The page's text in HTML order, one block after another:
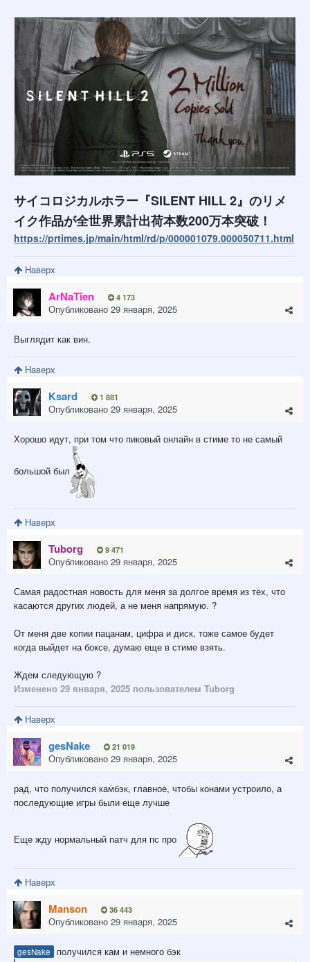
サイコロジカルホラー『SILENT HILL 2』のリメ
イク作品が全世界累計出荷本数200万本突破！
https://prtimes.jp/main/html/rd/p/000001079.000050711.html
Наверх
ArNaTien 4 173
Опубликовано 29 января, 2025
Выглядит как вин.
Наверх
Ksard 1 881
Опубликовано 29 января, 2025
Хорошо идут, при том что пиковый онлайн в стиме то не самый
большой был
Наверх
Tuborg 9 471
Опубликовано 29 января, 2025
Самая радостная новость для меня за долгое время из тех, что
касаются других людей, а не меня напрямую. ?
От меня две копии пацанам, цифра и диск, тоже самое будет
когда выйдет на боксе, думаю еще в стиме взять.
Ждем следующую ?
Изменено 29 января, 2025 пользователем Tuborg
Наверх
gesNake 21 019
Опубликовано 29 января, 2025
рад, что получился камбэк, главное, чтобы конами устроило, а
последующие игры были еще лучше
Еще жду нормальный патч для пс про
Наверх
Manson 36 443
Опубликовано 29 января, 2025
gesNake
получился кам и немного бэк